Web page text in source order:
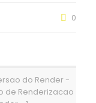
0
do Render -
de Renderizacao